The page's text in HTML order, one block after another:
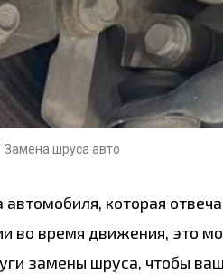
Замена шруса авто
которая
во время движения, это
замены шруса, чтобы